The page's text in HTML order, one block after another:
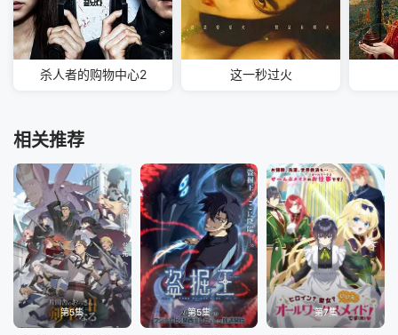
杀人者的购物中心2 这一秒过火
相关推荐
第5集 第5集 第7集